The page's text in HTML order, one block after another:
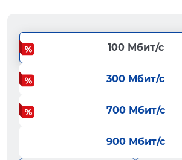
100 Мбит/с
300 Мбит/с
700 Мбит/с
900 Мбит/с